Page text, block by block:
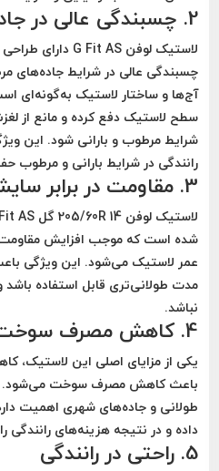
2. چسبندگی عالی در جاده‌های مرطوب
لاستیک لوفن G Fit AS
دارای
چسبندگی عالی در شرایط جاده‌های
آج‌ها و ساختار لاستیک به‌گونه‌ای
سطح لاستیک دفع کرده و مانع از
شرایط مرطوب و بارانی شود. این
رانندگی در شرایط بارانی و مرطوب
3. مقاومت در برابر سایش و دوام بالا
لاستیک لوفن 205/60R 14 گل G Fit AS
شده است که موجب افزایش
عمر لاستیک می‌شود. این ویژگی
مدت طولانی‌تری قابل استفاده
نباشد.
4. کاهش مصرف سوخت
یکی از مزایای اصلی این لاستیک،
باعث کاهش مصرف سوخت می‌شود.
طولانی و جاده‌های شهری اهمیت
داده و در نتیجه هزینه‌های رانندگی
5. راحتی در رانندگی